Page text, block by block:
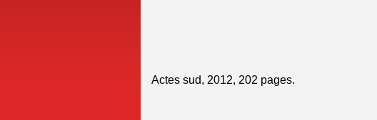
Actes sud, 2012, 202 pages.